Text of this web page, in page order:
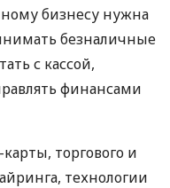
бизнесу нужна
безналичные
с кассой,
финансами
торгового и
технологии